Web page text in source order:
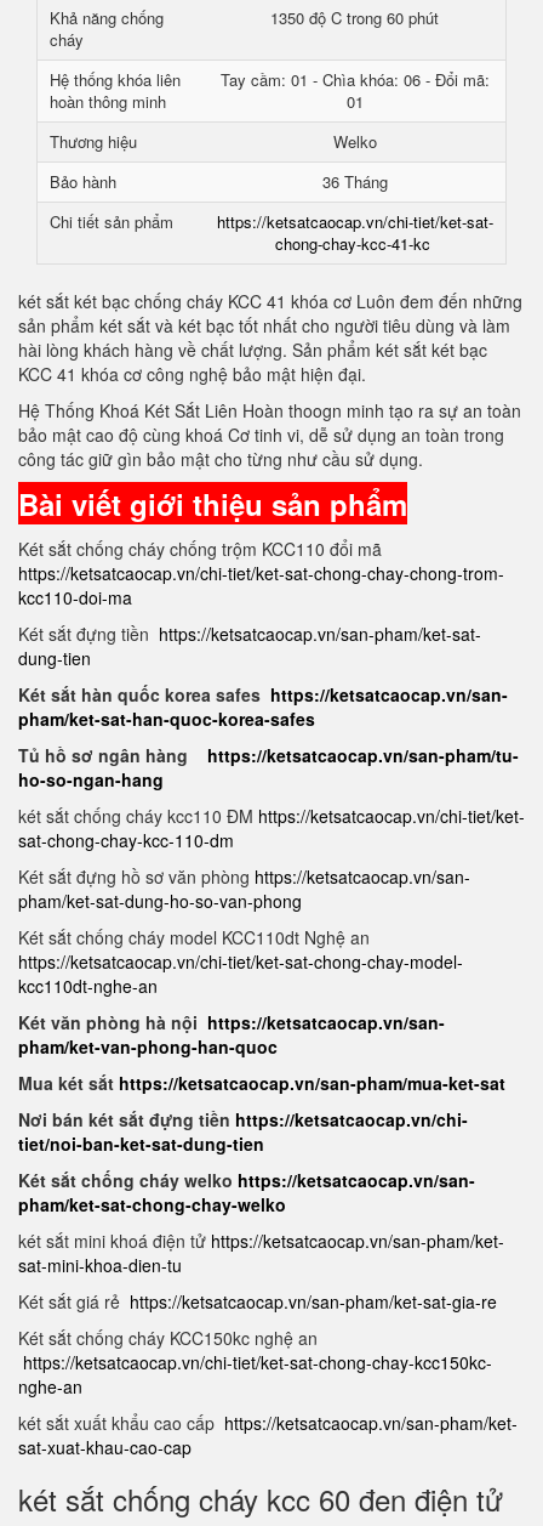
Khả năng chống
cháy
1350 độ C trong 60 phút
Hệ thống khóa liên
hoàn thông minh
Tay cầm: 01 - Chìa khóa: 06 - Đổi mã:
01
Thương hiệu
Welko
Bảo hành
36 Tháng
Chi tiết sản phẩm
https://ketsatcaocap.vn/chi-tiet/ket-sat-
chong-chay-kcc-41-kc
két sắt két bạc chống cháy KCC 41 khóa cơ Luôn đem đến những
sản phẩm két sắt và két bạc tốt nhất cho người tiêu dùng và làm
hài lòng khách hàng về chất lượng. Sản phẩm két sắt két bạc
KCC 41 khóa cơ công nghệ bảo mật hiện đại.
Hệ Thống Khoá Két Sắt Liên Hoàn thoogn minh tạo ra sự an toàn
bảo mật cao độ cùng khoá Cơ tinh vi, dễ sử dụng an toàn trong
công tác giữ gìn bảo mật cho từng như cầu sử dụng.
Bài viết giới thiệu sản phẩm
Két sắt chống cháy chống trộm KCC110 đổi mã
https://ketsatcaocap.vn/chi-tiet/ket-sat-chong-chay-chong-trom-
kcc110-doi-ma
Két sắt đựng tiền https://ketsatcaocap.vn/san-pham/ket-sat-
dung-tien
Két sắt hàn quốc korea safes https://ketsatcaocap.vn/san-
pham/ket-sat-han-quoc-korea-safes
Tủ hồ sơ ngân hàng https://ketsatcaocap.vn/san-pham/tu-
ho-so-ngan-hang
két sắt chống cháy kcc110 ĐM https://ketsatcaocap.vn/chi-tiet/ket-
sat-chong-chay-kcc-110-dm
Két sắt đựng hồ sơ văn phòng https://ketsatcaocap.vn/san-
pham/ket-sat-dung-ho-so-van-phong
Két sắt chống cháy model KCC110dt Nghệ an
https://ketsatcaocap.vn/chi-tiet/ket-sat-chong-chay-model-
kcc110dt-nghe-an
Két văn phòng hà nội https://ketsatcaocap.vn/san-
pham/ket-van-phong-han-quoc
Mua két sắt https://ketsatcaocap.vn/san-pham/mua-ket-sat
Nơi bán két sắt đựng tiền https://ketsatcaocap.vn/chi-
tiet/noi-ban-ket-sat-dung-tien
Két sắt chống cháy welko https://ketsatcaocap.vn/san-
pham/ket-sat-chong-chay-welko
két sắt mini khoá điện tử https://ketsatcaocap.vn/san-pham/ket-
sat-mini-khoa-dien-tu
Két sắt giá rẻ https://ketsatcaocap.vn/san-pham/ket-sat-gia-re
Két sắt chống cháy KCC150kc nghệ an
https://ketsatcaocap.vn/chi-tiet/ket-sat-chong-chay-kcc150kc-
nghe-an
két sắt xuất khẩu cao cấp https://ketsatcaocap.vn/san-pham/ket-
sat-xuat-khau-cao-cap
két sắt chống cháy kcc 60 đen điện tử